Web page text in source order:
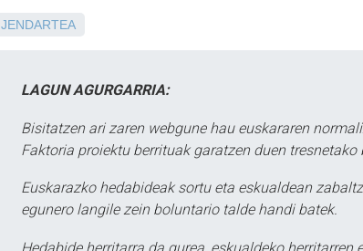
JENDARTEA
LAGUN AGURGARRIA:
Bisitatzen ari zaren webgune hau euskararen
Faktoria proiektu berrituak garatzen duen tresnetako
Euskarazko hedabideak sortu eta eskualdean
egunero langile zein boluntario talde handi batek.